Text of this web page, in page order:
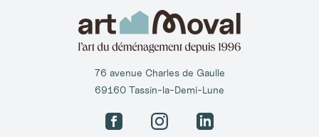
76 avenue Charles de Gaulle
69160 Tassin-la-Demi-Lune
FacebookInstagramLinkedIn